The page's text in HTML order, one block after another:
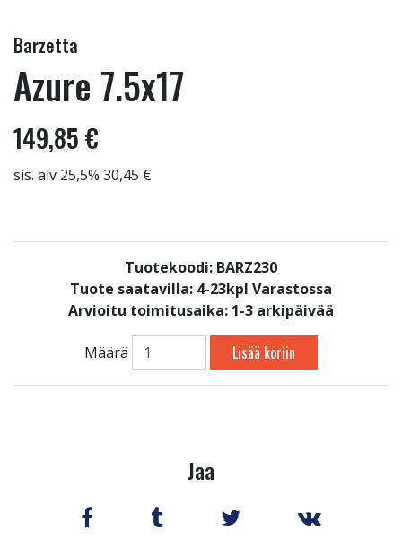
Barzetta
Azure 7.5x17
149,85 €
sis. alv 25,5% 30,45 €
Tuotekoodi: BARZ230
Tuote saatavilla: 4-23kpl Varastossa
Arvioitu toimitusaika: 1-3 arkipäivää
Määrä Lisää koriin
Jaa